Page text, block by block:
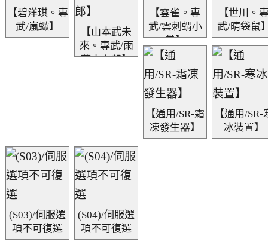
【碧洋琪。專
武/嵐蠍】
【山本武未
來。專武/雨
燕小次郎】
【雲雀。專
武/雲刺蝟小
卷】
【世川。
武/晴袋鼠
【通用/SR-霜
凍發生器】
【通用/SR-
冰裝置】
(S03)/伺服選
項不可復選
(S04)/伺服選
項不可復選